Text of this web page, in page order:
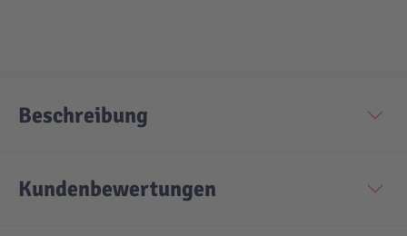
Beschreibung
Kundenbewertungen